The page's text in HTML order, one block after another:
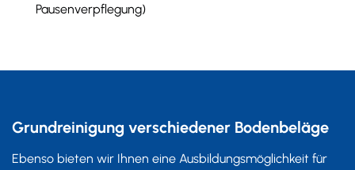
Pausenverpflegung)
Grundreinigung verschiedener Bodenbeläge
Ebenso bieten wir Ihnen eine Ausbildungsmöglichkeit für